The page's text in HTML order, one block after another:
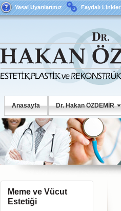
Yasal Uyarılarımız Faydalı Linkler
Anasayfa Dr. Hakan ÖZDEMİR
Meme ve Vücut
Estetiği